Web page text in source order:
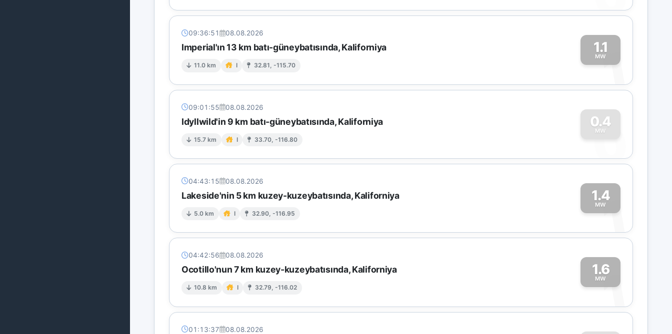
09:36:51 08.08.2026
Imperial'ın 13 km batı-güneybatısında, Kaliforniya
11.0 km I 32.81, -115.70
1.1
MW
1
09:01:55 08.08.2026
Idyllwild'in 9 km batı-güneybatısında, Kaliforniya
15.7 km I 33.70, -116.80
0.4
MW
0
04:43:15 08.08.2026
Lakeside'nin 5 km kuzey-kuzeybatısında, Kaliforniya
5.0 km I 32.90, -116.95
1.4
MW
1
04:42:56 08.08.2026
Ocotillo'nun 7 km kuzey-kuzeybatısında, Kaliforniya
10.8 km I 32.79, -116.02
1.6
MW
1
01:13:37 08.08.2026